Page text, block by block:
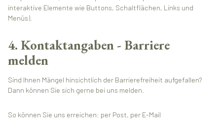
interaktive Elemente wie Buttons, Schaltflächen, Links und
Menüs).
4. Kontaktangaben - Barriere
melden
Sind Ihnen Mängel hinsichtlich der Barrierefreiheit aufgefallen?
Dann können Sie sich gerne bei uns melden.
So können Sie uns erreichen: per Post, per E-Mail